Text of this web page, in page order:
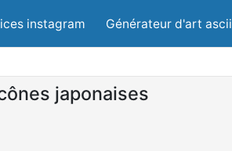
instagram Générateur d'art ascii
japonaises